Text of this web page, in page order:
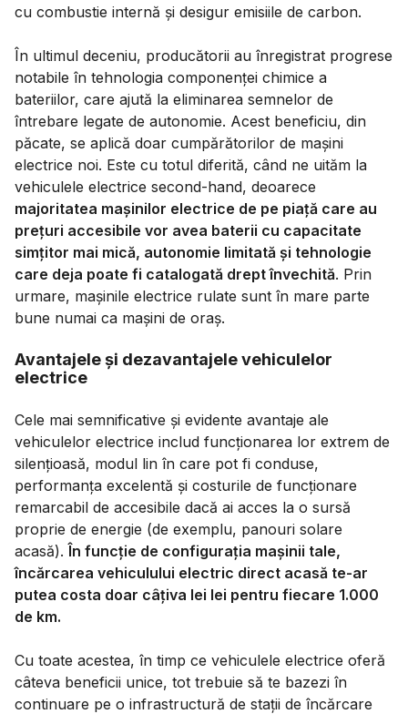
cu combustie internă și desigur emisiile de carbon.
În ultimul deceniu, producătorii au înregistrat progrese
notabile în tehnologia componenței chimice a
bateriilor, care ajută la eliminarea semnelor de
întrebare legate de autonomie. Acest beneficiu, din
păcate, se aplică doar cumpărătorilor de mașini
electrice noi. Este cu totul diferită, când ne uităm la
vehiculele electrice second-hand, deoarece
majoritatea mașinilor electrice de pe piață care au
prețuri accesibile vor avea baterii cu capacitate
simțitor mai mică, autonomie limitată și tehnologie
care deja poate fi catalogată drept învechită. Prin
urmare, mașinile electrice rulate sunt în mare parte
bune numai ca mașini de oraș.
Avantajele și dezavantajele vehiculelor
electrice
Cele mai semnificative și evidente avantaje ale
vehiculelor electrice includ funcționarea lor extrem de
silențioasă, modul lin în care pot fi conduse,
performanța excelentă și costurile de funcționare
remarcabil de accesibile dacă ai acces la o sursă
proprie de energie (de exemplu, panouri solare
acasă).În funcție de configurația mașinii tale,
încărcarea vehiculului electric direct acasă te-ar
putea costa doar câțiva lei lei pentru fiecare 1.000
de km.
Cu toate acestea, în timp ce vehiculele electrice oferă
câteva beneficii unice, tot trebuie să te bazezi în
continuare pe o infrastructură de stații de încărcare